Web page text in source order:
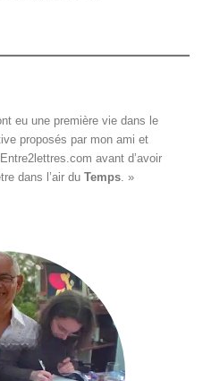
eu une première vie dans le
proposés par mon ami et
Entre2lettres.com avant d’avoir
dans l’air du Temps . »